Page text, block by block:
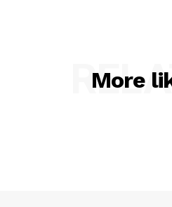
More